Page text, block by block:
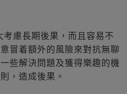
考慮長期後果，而且容易不
冒着額外的風險來對抗無聊
些解決問題及獲得樂趣的機
，造成後果。